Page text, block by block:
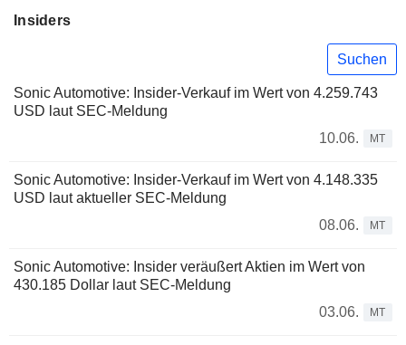
Insiders
Suchen
Sonic Automotive: Insider-Verkauf im Wert von 4.259.743
USD laut SEC-Meldung
10.06.
MT
Sonic Automotive: Insider-Verkauf im Wert von 4.148.335
USD laut aktueller SEC-Meldung
08.06.
MT
Sonic Automotive: Insider veräußert Aktien im Wert von
430.185 Dollar laut SEC-Meldung
03.06.
MT